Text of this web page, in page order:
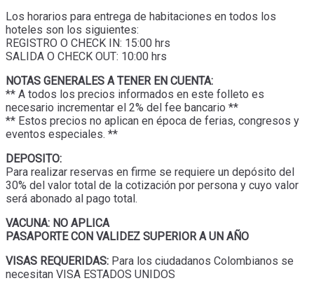
Los horarios para entrega de habitaciones en todos los
hoteles son los siguientes:
REGISTRO O CHECK IN: 15:00 hrs
SALIDA O CHECK OUT: 10:00 hrs
NOTAS GENERALES A TENER EN CUENTA:
** A todos los precios informados en este folleto es
necesario incrementar el 2% del fee bancario **
** Estos precios no aplican en época de ferias, congresos y
eventos especiales. **
DEPOSITO:
Para realizar reservas en firme se requiere un depósito del
30% del valor total de la cotización por persona y cuyo valor
será abonado al pago total.
VACUNA: NO APLICA
PASAPORTE CON VALIDEZ SUPERIOR A UN AÑO
VISAS REQUERIDAS: Para los ciudadanos Colombianos se
necesitan VISA ESTADOS UNIDOS